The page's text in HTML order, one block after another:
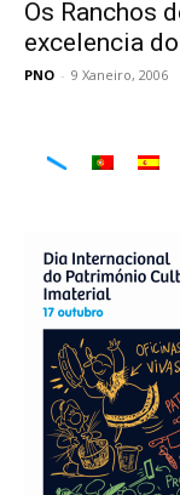
Os Ranchos
excelencia
PNO - 9 Xaneiro, 2006